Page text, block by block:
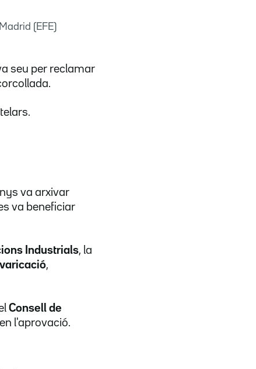
(EFE)
seu per reclamar
va arxivar
va beneficiar
Industrials, la
,
Consell de
l'aprovació.